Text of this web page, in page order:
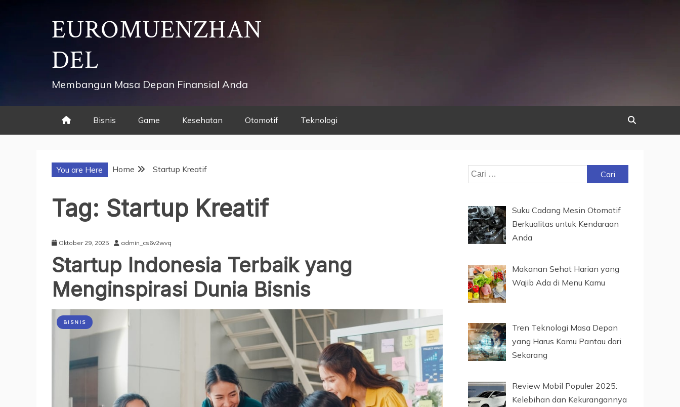
EUROMUENZHAN
DEL
Membangun Masa Depan Finansial Anda
Bisnis Game Kesehatan Otomotif Teknologi
You are Here Home Startup Kreatif
Tag: Startup Kreatif
Oktober 29, 2025 admin_cs6v2wvq
Startup Indonesia Terbaik yang
Menginspirasi Dunia Bisnis
BISNIS
Cari
untuk:
Suku Cadang Mesin Otomotif
Berkualitas untuk Kendaraan
Anda
Makanan Sehat Harian yang
Wajib Ada di Menu Kamu
Tren Teknologi Masa Depan
yang Harus Kamu Pantau dari
Sekarang
Review Mobil Populer 2025:
Kelebihan dan Kekurangannya